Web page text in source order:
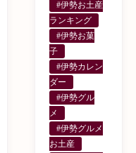
#伊勢お土産
ランキング
#伊勢お菓
子
#伊勢カレン
ダー
#伊勢グル
メ
#伊勢グルメ
お土産